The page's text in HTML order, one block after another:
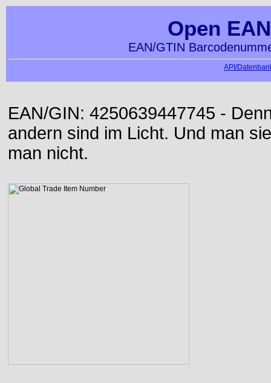
Open
EAN/GTIN
API/
EAN/GIN: 4250639447745 -
andern sind im Licht. Und man
man nicht.